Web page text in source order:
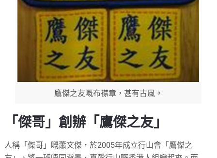
鷹傑之友嘅布襟章，甚有古風。
「傑哥」創辦「鷹傑之友」
人稱「傑哥」嘅蕭文傑，於2005年成立行山會「鷹傑之